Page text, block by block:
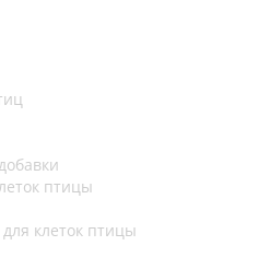
птицы
клеток птицы